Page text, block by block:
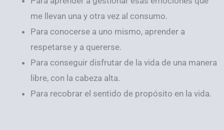
me llevan una y otra vez al consumo.
Para conocerse a uno mismo, aprender a
respetarse y a quererse.
Para conseguir disfrutar de la vida de una manera
libre, con la cabeza alta.
Para recobrar el sentido de propósito en la vida.